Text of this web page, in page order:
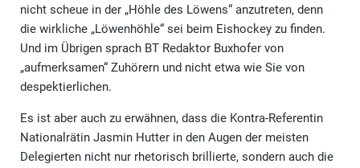
nicht scheue in der „Höhle des Löwens“ anzutreten, denn
die wirkliche „Löwenhöhle“ sei beim Eishockey zu finden.
Und im Übrigen sprach BT Redaktor Buxhofer von
„aufmerksamen“ Zuhörern und nicht etwa wie Sie von
despektierlichen.
Es ist aber auch zu erwähnen, dass die Kontra-Referentin
Nationalrätin Jasmin Hutter in den Augen der meisten
Delegierten nicht nur rhetorisch brillierte, sondern auch die